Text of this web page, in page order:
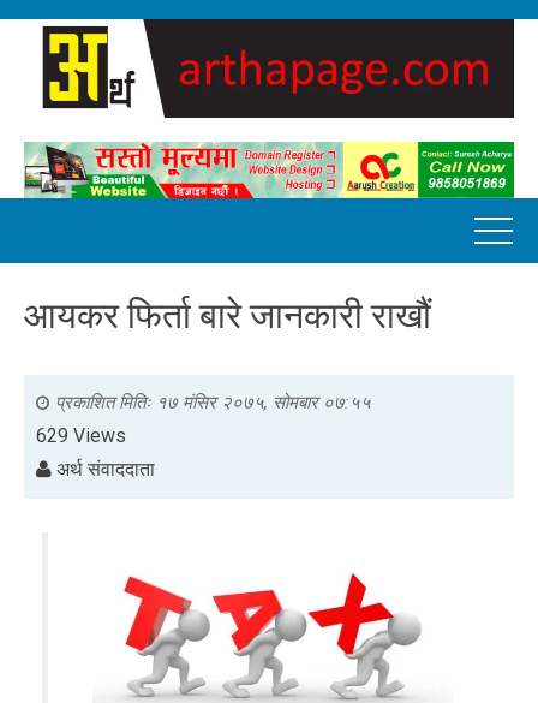
आयकर फिर्ता बारे जानकारी राखौं
प्रकाशित मितिः १७ मंसिर २०७५, सोमबार ०७:५५
629 Views
अर्थ संवाददाता